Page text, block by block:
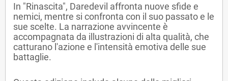
In "Rinascita", Daredevil affronta nuove sfide e
nemici, mentre si confronta con il suo passato e le
sue scelte. La narrazione avvincente è
accompagnata da illustrazioni di alta qualità, che
catturano l'azione e l'intensità emotiva delle sue
battaglie.